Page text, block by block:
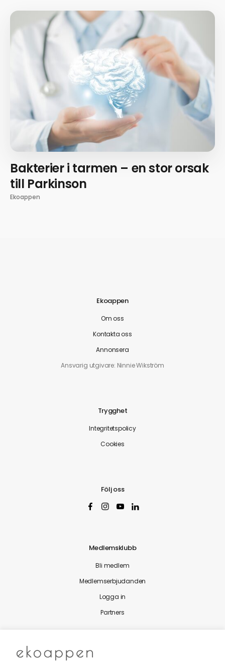
Bakterier i tarmen – en stor orsak
till Parkinson
Ekoappen
Ekoappen
Om oss
Kontakta oss
Annonsera
Ansvarig utgivare: Ninnie Wikström
Trygghet
Integritetspolicy
Cookies
Följ oss
Medlemsklubb
Bli medlem
Medlemserbjudanden
Logga in
Partners
Nytt från Ekoappen